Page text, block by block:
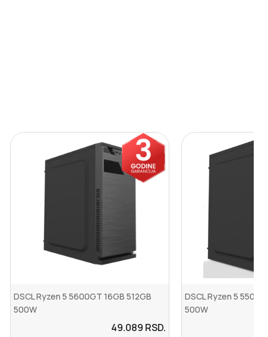
DSCL Ryzen 5 5600GT 16GB 512GB
500W
49.089 RSD.
DSCL Ryzen 5
500W